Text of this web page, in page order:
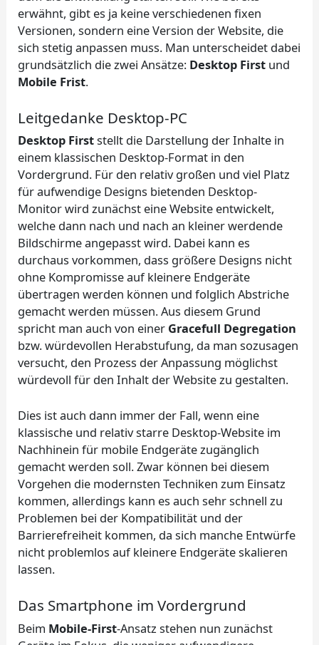
erwähnt, gibt es ja keine verschiedenen fixen
Versionen, sondern eine Version der Website, die
sich stetig anpassen muss. Man unterscheidet dabei
grundsätzlich die zwei Ansätze: Desktop First und
Mobile Frist.
Leitgedanke Desktop-PC
Desktop Firststellt die Darstellung der Inhalte in
einem klassischen Desktop-Format in den
Vordergrund. Für den relativ großen und viel Platz
für aufwendige Designs bietenden Desktop-
Monitor wird zunächst eine Website entwickelt,
welche dann nach und nach an kleiner werdende
Bildschirme angepasst wird. Dabei kann es
durchaus vorkommen, dass größere Designs nicht
ohne Kompromisse auf kleinere Endgeräte
übertragen werden können und folglich Abstriche
gemacht werden müssen. Aus diesem Grund
spricht man auch von einer Gracefull Degregation
bzw. würdevollen Herabstufung, da man sozusagen
versucht, den Prozess der Anpassung möglichst
würdevoll für den Inhalt der Website zu gestalten.
Dies ist auch dann immer der Fall, wenn eine
klassische und relativ starre Desktop-Website im
Nachhinein für mobile Endgeräte zugänglich
gemacht werden soll. Zwar können bei diesem
Vorgehen die modernsten Techniken zum Einsatz
kommen, allerdings kann es auch sehr schnell zu
Problemen bei der Kompatibilität und der
Barrierefreiheit kommen, da sich manche Entwürfe
nicht problemlos auf kleinere Endgeräte skalieren
lassen.
Das Smartphone im Vordergrund
Beim Mobile-First-Ansatz stehen nun zunächst